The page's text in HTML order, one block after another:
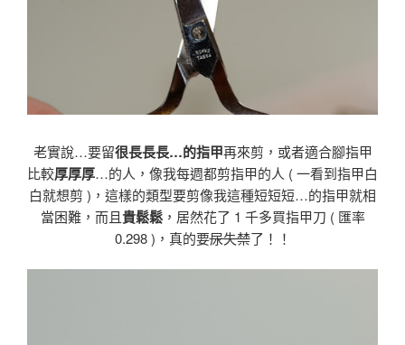
老實說…要留很長長長…的指甲再來剪，或者適合腳指甲
比較厚厚厚…的人，像我每週都剪指甲的人 ( 一看到指甲白
白就想剪 )，這樣的類型要剪像我這種短短短…的指甲就相
當困難，而且貴鬆鬆，居然花了 1 千多買指甲刀 ( 匯率
0.298 )，真的要尿失禁了！！